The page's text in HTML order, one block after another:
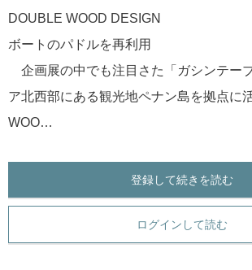
DOUBLE WOOD DESIGN
ボートのパドルを再利用
企画展の中でも注目さた「ガシンテー
ア北西部にある観光地ペナン島を拠点に
WOO…
登録して続きを読む
ログインして読む